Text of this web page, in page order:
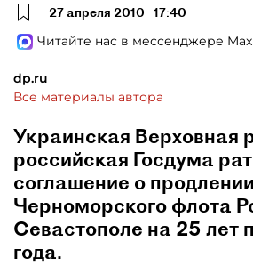
27 апреля 2010 17:40
Читайте нас в мессенджере Max
dp.ru
Все материалы автора
Украинская Верховная
российская Госдума
соглашение о
Черноморского флота
Севастополе на 25 лет
года.